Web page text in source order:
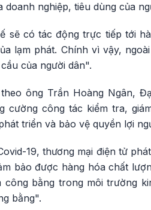
doanh nghiệp, tiêu dùng của
sẽ có tác động trực tiếp tới
lạm phát. Chính vì vậy,
của người dân".
ông Trần Hoàng Ngân,
cường công tác kiểm tra,
triển và bảo vệ quyền lợi
19, thương mại điện tử
bảo được hàng hóa chất
công bằng trong môi trường
bằng".